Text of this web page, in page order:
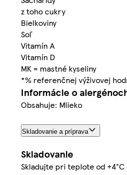
z toho cukry
Bielkoviny
Soľ
Vitamín A
Vitamín D
MK = mastné kyseliny
*% referenčnej výživovej
Informácie o
Obsahuje: Mlieko
Skladovanie a príprava
Skladovanie
Skladujte pri teplote od +4°C